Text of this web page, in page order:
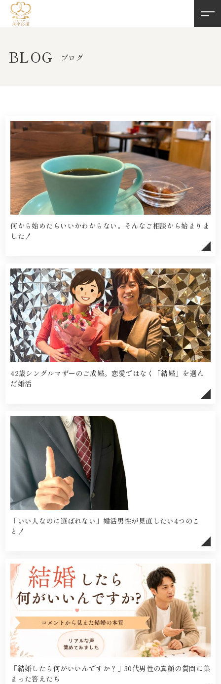
BLOG ブログ
何から始めたらいいかわからない。そんなご相談から始まりま
した！
42歳シングルマザーのご成婚。恋愛ではなく「結婚」を選ん
だ婚活
「いい人なのに選ばれない」婚活男性が見直したい4つのこ
と！
「結婚したら何がいいんですか？」30代男性の真顔の質問に集
まった答えたち